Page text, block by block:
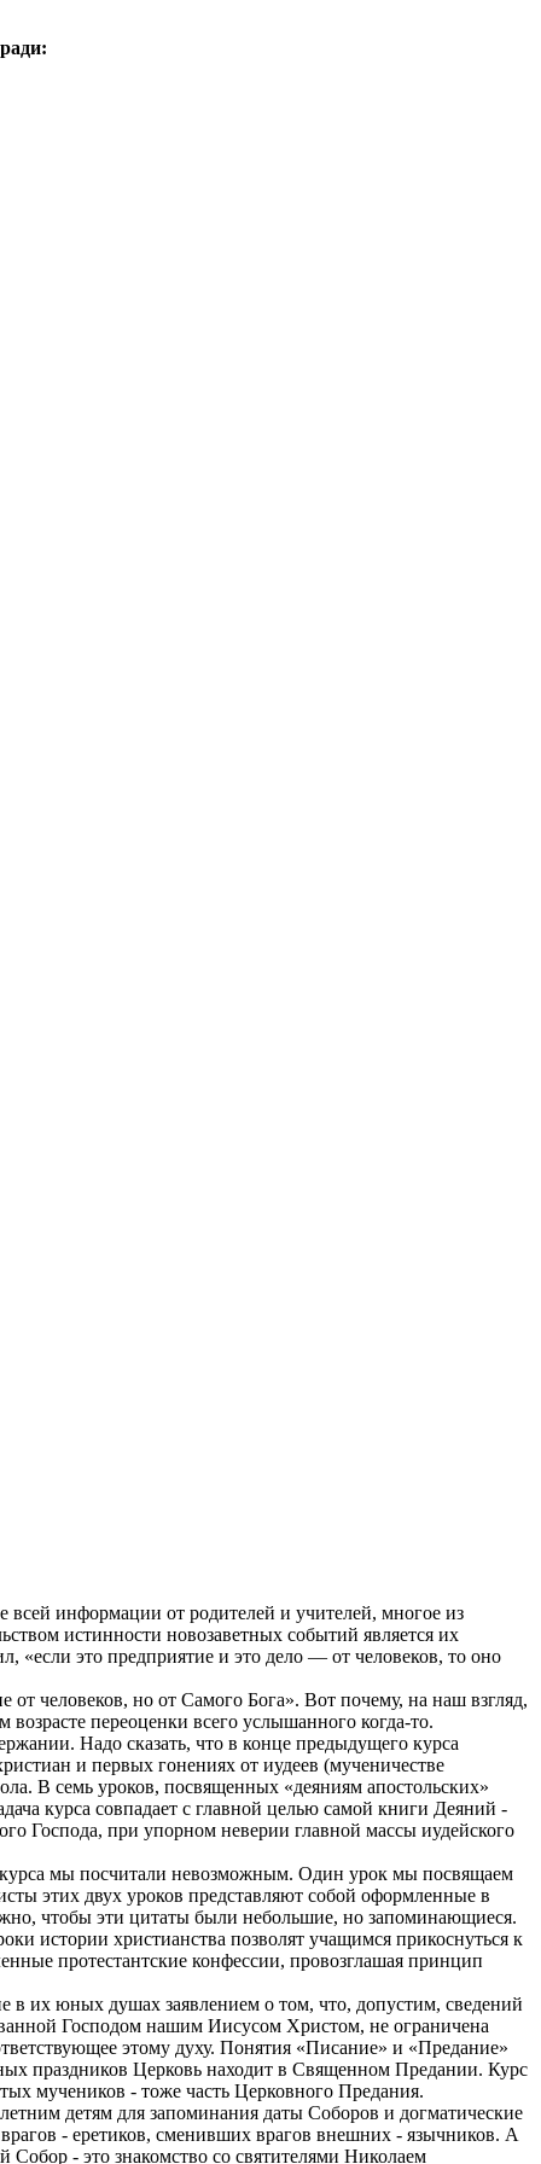
информации от родителей и учителей, многое из
истинности новозаветных событий является их
«если это предприятие и это дело — от человеков, то оно
от человеков, но от Самого Бога». Вот почему, на наш взгляд,
переоценки всего услышанного когда-то.
Надо сказать, что в конце предыдущего курса
и первых гонениях от иудеев (мученичестве
В семь уроков, посвященных «деяниям апостольских»
курса совпадает с главной целью самой книги Деяний -
Господа, при упорном неверии главной массы иудейского
мы посчитали невозможным. Один урок мы посвящаем
этих двух уроков представляют собой оформленные в
чтобы эти цитаты были небольшие, но запоминающиеся.
истории христианства позволят учащимся прикоснуться к
протестантские конфессии, провозглашая принцип
в их юных душах заявлением о том, что, допустим, сведений
Господом нашим Иисусом Христом, не ограничена
этому духу. Понятия «Писание» и «Предание»
праздников Церковь находит в Священном Предании. Курс
мучеников - тоже часть Церковного Предания.
детям для запоминания даты Соборов и догматические
- еретиков, сменивших врагов внешних - язычников. А
Собор - это знакомство со святителями Николаем